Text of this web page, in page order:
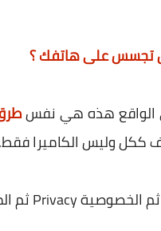
تجسس على هاتفك ؟
الواقع هذه هي نفس
ككل وليس الكاميرا فقط.